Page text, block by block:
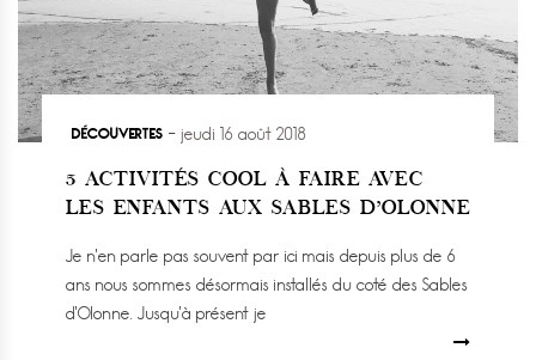
DÉCOUVERTES jeudi 16 août 2018
5 ACTIVITÉS COOL À FAIRE AVEC
LES ENFANTS AUX SABLES D’OLONNE
Je n’en parle pas souvent par ici mais depuis plus de 6
ans nous sommes désormais installés du coté des Sables
d’Olonne. Jusqu’à présent je